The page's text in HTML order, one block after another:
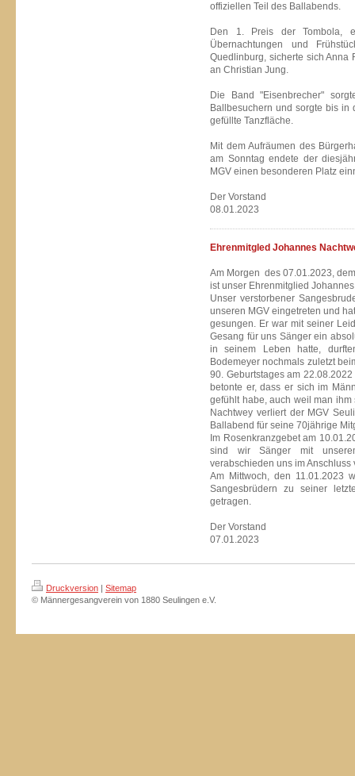
offiziellen Teil des Ballabends.
Den 1. Preis der Tombola,
Übernachtungen und
Quedlinburg, sicherte sich Anna
an Christian Jung.
Die Band "Eisenbrecher"
Ballbesuchern und sorgte bis
gefüllte Tanzfläche.
Mit dem Aufräumen des
am Sonntag endete der
MGV einen besonderen Platz
Der Vorstand
08.01.2023
Ehrenmitgled Johannes
Am Morgen des 07.01.2023,
ist unser Ehrenmitglied
Unser verstorbener
unseren MGV eingetreten und
gesungen. Er war mit seiner
Gesang für uns Sänger ein
in seinem Leben hatte,
Bodemeyer nochmals zuletzt
90. Geburtstages am
betonte er, dass er sich im
gefühlt habe, auch weil man
Nachtwey verliert der MGV
Ballabend für seine 70jährige
Im Rosenkranzgebet am
sind wir Sänger mit
verabschieden uns im
Am Mittwoch, den 11.01.2023
Sangesbrüdern zu seiner
getragen.
Der Vorstand
07.01.2023
Druckversion | Sitemap
© Männergesangverein von 1880 Seulingen e.V.